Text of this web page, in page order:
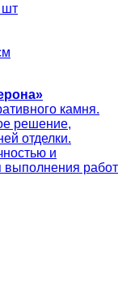
шт
камня.
решение,
отделки.
и
выполнения работ